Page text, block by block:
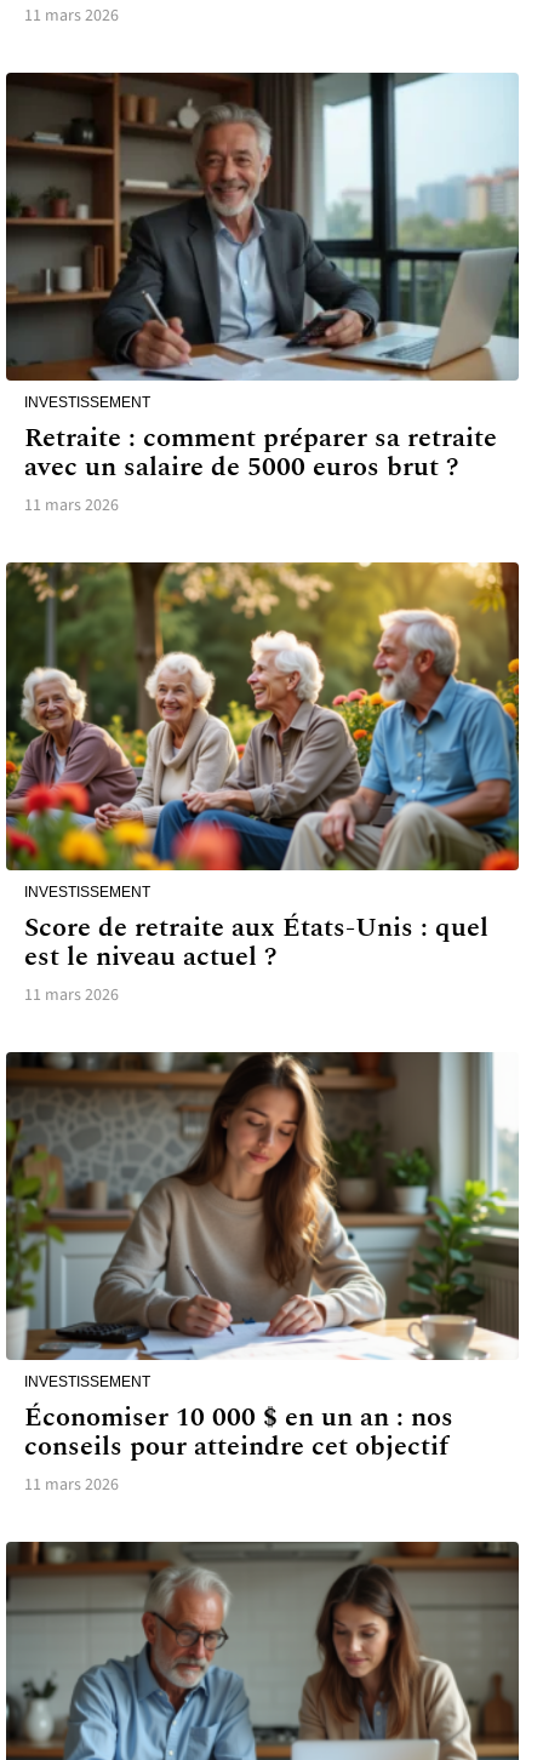
11 mars 2026
INVESTISSEMENT
Retraite : comment préparer sa retraite
avec un salaire de 5000 euros brut ?
11 mars 2026
INVESTISSEMENT
Score de retraite aux États-Unis : quel
est le niveau actuel ?
11 mars 2026
INVESTISSEMENT
Économiser 10 000 $ en un an : nos
conseils pour atteindre cet objectif
11 mars 2026